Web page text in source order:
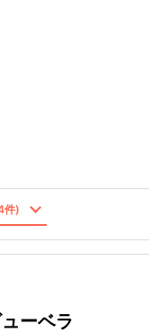
件)
ーベラ